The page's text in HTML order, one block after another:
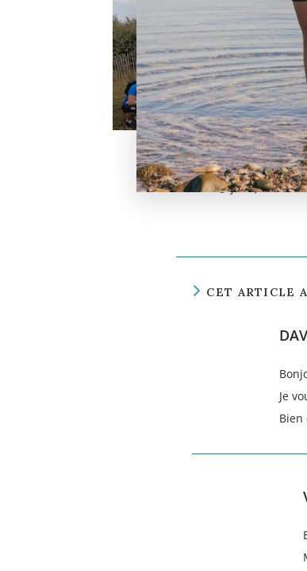
Le Club Nature School
Quiberon
juin 9, 2022
CET ARTICLE
Je